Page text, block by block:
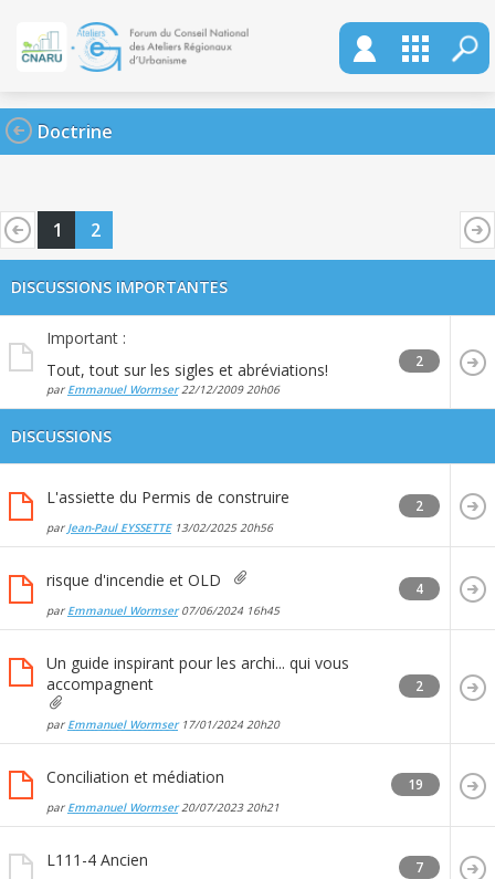
Doctrine
1 2
DISCUSSIONS IMPORTANTES
Important :
Tout, tout sur les sigles et abréviations!
par Emmanuel Wormser22/12/2009 20h06
2
DISCUSSIONS
L'assiette du Permis de construire
par Jean-Paul EYSSETTE13/02/202520h56
2
risque d'incendie et OLD
par Emmanuel Wormser07/06/2024 16h45
4
Un guide inspirant pour les archi... qui vous
accompagnent
par Emmanuel Wormser17/01/2024 20h20
2
Conciliation et médiation
par Emmanuel Wormser20/07/202320h21
19
L111-4 Ancien 7